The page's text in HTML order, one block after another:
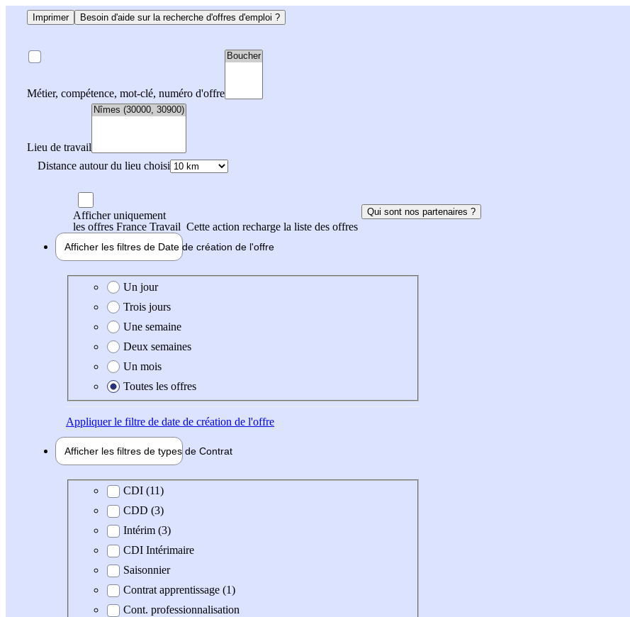
Imprimer Besoin d'aide sur la recherche d'offres d'emploi ?
Métier, compétence, mot-clé, numéro d'offre
Lieu de travail
Distance autour du lieu choisi
Afficher uniquement
les offres France Travail Cette action recharge la liste des offres
Qui sont nos partenaires ?
Afficher les filtres de Date de création de l'offre
Date de création de l'offre
Un jour
Trois jours
Une semaine
Deux semaines
Un mois
Toutes les offres
Appliquerle filtre de date de création de l'offre
Afficher les filtres de types de Contrat
Type de contratCDI (11)
CDD (3)
Intérim (3)
CDI Intérimaire
Saisonnier
Contrat apprentissage (1)
Cont. professionnalisation